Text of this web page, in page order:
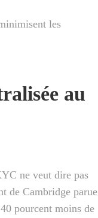
les
au
ne veut dire pas
de Cambridge parue
pourcent moins de